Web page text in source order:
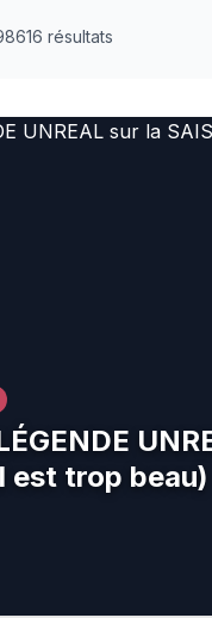
résultats
sur la
est trop beau)